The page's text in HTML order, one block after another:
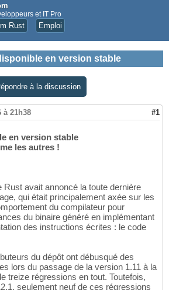
et IT Pro
Rust Emploi
en version stable
à la discussion
à 21h38 #1
en version stable
les autres !
Rust avait annoncé la toute dernière
qui était principalement axée sur les
du compilateur pour
du binaire généré en implémentant
des instructions écrites : le code
du dépôt ont débusqué des
lors du passage de la version 1.11 à la
treize régressions en tout. Toutefois,
seulement neuf de ces régressions